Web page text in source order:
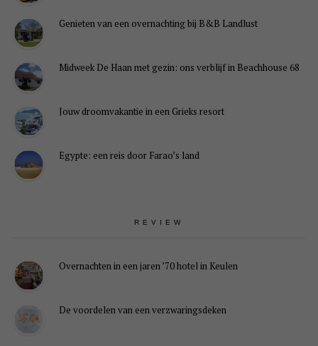
Genieten van een overnachting bij B&B Landlust
Midweek De Haan met gezin: ons verblijf in Beachhouse 68
Jouw droomvakantie in een Grieks resort
Egypte: een reis door Farao’s land
REVIEW
Overnachten in een jaren ’70 hotel in Keulen
De voordelen van een verzwaringsdeken